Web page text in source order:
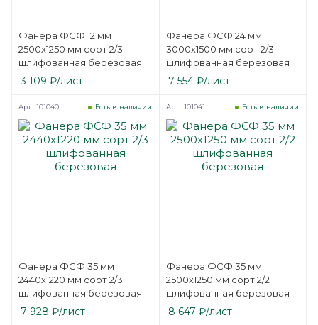
Фанера ФСФ 12 мм
2500х1250 мм сорт 2/3
шлифованная березовая
3 109 ₽/лист
Фанера ФСФ 24 мм
3000х1500 мм сорт 2/3
шлифованная березовая
7 554₽/лист
Фанера ФСФ 35 мм
2440х1220 мм сорт 2/3
шлифованная березовая
Есть в наличии
Арт.: 101040
7 928 ₽/лист
Фанера ФСФ 35 мм
2500х1250 мм сорт 2/2
шлифованная березовая
Есть в наличии
Арт.: 101041
8 647 ₽/лист